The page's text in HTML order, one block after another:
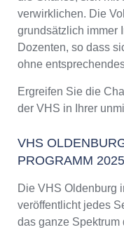
verwirklichen. Die
grundsätzlich immer
Dozenten, so dass
ohne
Ergreifen Sie die
der VHS in Ihrer
VHS
PROGRAMM
Die VHS Oldenburg
veröffentlicht jedes
das ganze